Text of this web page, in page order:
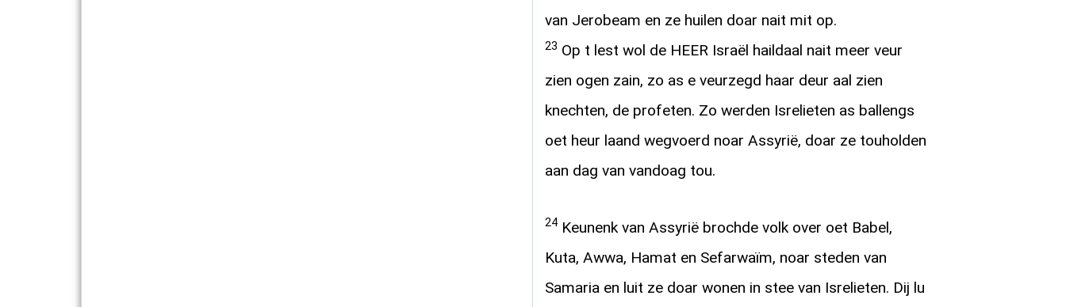
van Jerobeam en ze huilen doar nait mit op.
23 Op t lest wol de HEER Israël haildaal nait meer veur
zien ogen zain, zo as e veurzegd haar deur aal zien
knechten, de profeten. Zo werden Isrelieten as ballengs
oet heur laand wegvoerd noar Assyrië, doar ze touholden
aan dag van vandoag tou.
24 Keunenk van Assyrië brochde volk over oet Babel,
Kuta, Awwa, Hamat en Sefarwaïm, noar steden van
Samaria en luit ze doar wonen in stee van Isrelieten. Dij lu